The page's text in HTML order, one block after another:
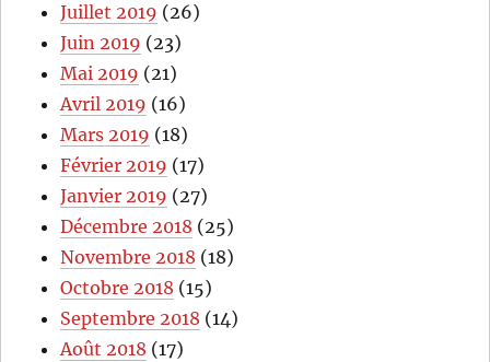
Juillet 2019 (26)
Juin 2019 (23)
Mai 2019 (21)
Avril 2019 (16)
Mars 2019 (18)
Février 2019 (17)
Janvier 2019 (27)
Décembre 2018 (25)
Novembre 2018 (18)
Octobre 2018 (15)
Septembre 2018 (14)
Août 2018 (17)